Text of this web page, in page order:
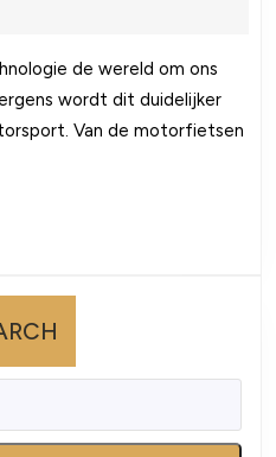
wordt dit duidelijker
Van de motorfietsen